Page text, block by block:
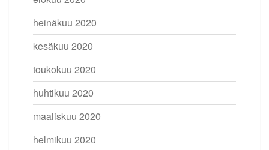
heinäkuu 2020
kesäkuu 2020
toukokuu 2020
huhtikuu 2020
maaliskuu 2020
helmikuu 2020